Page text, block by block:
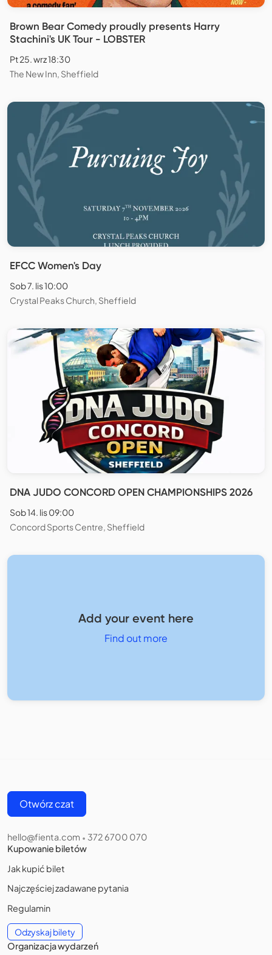
Brown Bear Comedy proudly presents Harry
Stachini's UK Tour - LOBSTER
Pt 25. wrz 18:30
The New Inn, Sheffield
EFCC Women's Day
Sob 7. lis 10:00
Crystal Peaks Church, Sheffield
DNA JUDO CONCORD OPEN CHAMPIONSHIPS 2026
Sob 14. lis 09:00
Concord Sports Centre, Sheffield
Add your event here
Find out more
Otwórz czat
hello@fienta.com • 372 6700 070
Kupowanie biletów
Jak kupić bilet
Najczęściej zadawane pytania
Regulamin
Odzyskaj bilety
Organizacja wydarzeń